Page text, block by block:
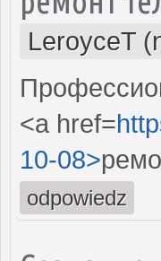
LeroyceT
<a href=
10-08>
odpowiedz